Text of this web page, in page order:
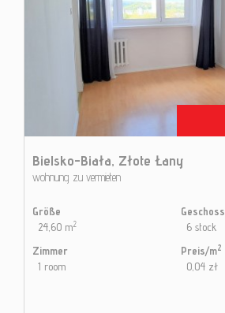
Bielsko-Biała, Złote Łany
wohnung zu vermieten
Größe
24,60 m2
Geschoss
6 stock
Zimmer
1 room
Preis/m2
0,04 zł